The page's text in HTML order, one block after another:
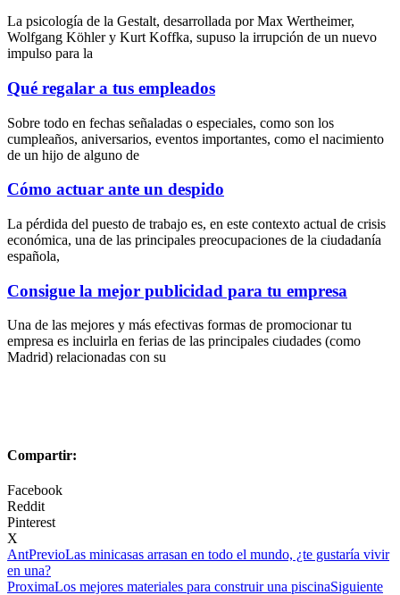
La psicología de la Gestalt, desarrollada por Max Wertheimer,
Wolfgang Köhler y Kurt Koffka, supuso la irrupción de un nuevo
impulso para la
Qué regalar a tus empleados
Sobre todo en fechas señaladas o especiales, como son los
cumpleaños, aniversarios, eventos importantes, como el nacimiento
de un hijo de alguno de
Cómo actuar ante un despido
La pérdida del puesto de trabajo es, en este contexto actual de crisis
económica, una de las principales preocupaciones de la ciudadanía
española,
Consigue la mejor publicidad para tu empresa
Una de las mejores y más efectivas formas de promocionar tu
empresa es incluirla en ferias de las principales ciudades (como
Madrid) relacionadas con su
Compartir:
Facebook
Reddit
Pinterest
X
AntPrevioLas minicasas arrasan en todo el mundo, ¿te gustaría vivir
en una?
ProximaLos mejores materiales para construir una piscinaSiguiente